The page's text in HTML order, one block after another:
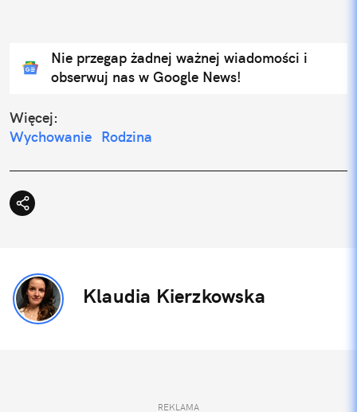
Nie przegap żadnej ważnej wiadomości i
obserwuj nas w Google News!
Więcej:
Wychowanie Rodzina
Klaudia Kierzkowska
REKLAMA